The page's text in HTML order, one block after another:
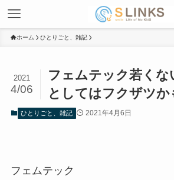
ホーム ひとりごと、雑記
フェムテック若くな
としてはフクザツ
2021
4/06
ひとりごと、雑記 2021年4月6日
フェムテック